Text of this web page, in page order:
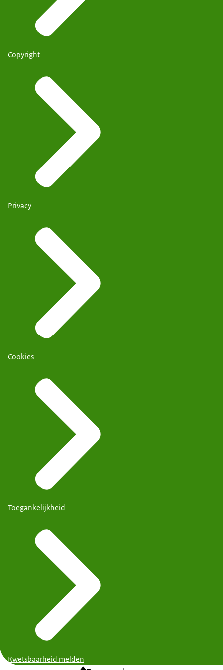
Copyright
Privacy
Cookies
Toegankelijkheid
Kwetsbaarheid melden